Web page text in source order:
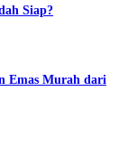
Siap?
Emas Murah dari